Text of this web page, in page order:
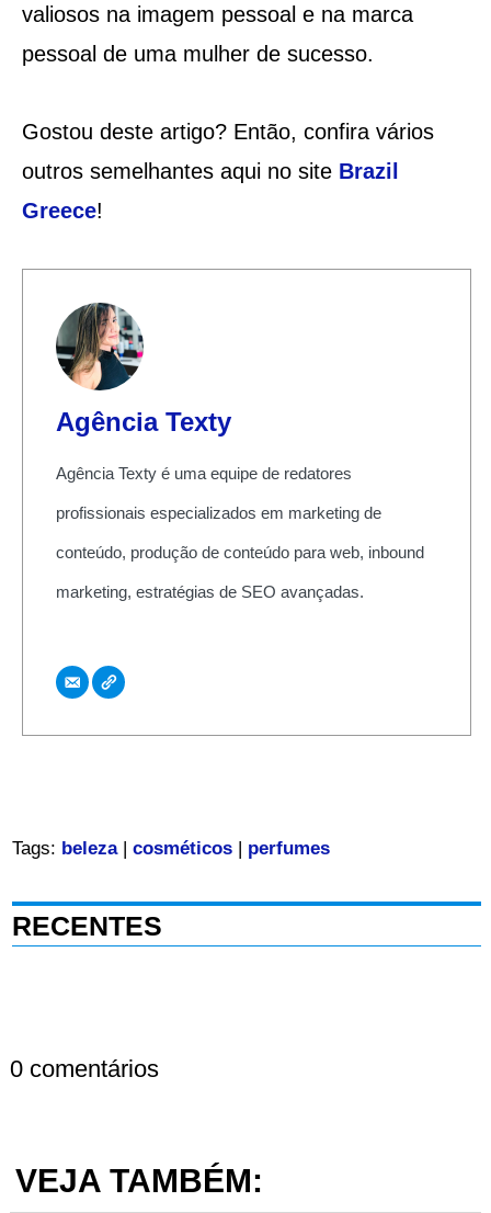
valiosos na imagem pessoal e na marca
pessoal de uma mulher de sucesso.
Gostou deste artigo? Então, confira vários
outros semelhantes aqui no site Brazil
Greece!
Agência Texty
Agência Texty é uma equipe de redatores
profissionais especializados em marketing de
conteúdo, produção de conteúdo para web, inbound
marketing, estratégias de SEO avançadas.
Tags: beleza| cosméticos| perfumes
RECENTES
0 comentários
VEJA TAMBÉM: